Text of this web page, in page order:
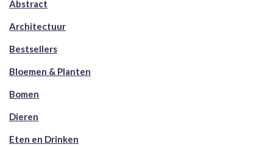
Abstract
Architectuur
Bestsellers
Bloemen & Planten
Bomen
Dieren
Eten en Drinken